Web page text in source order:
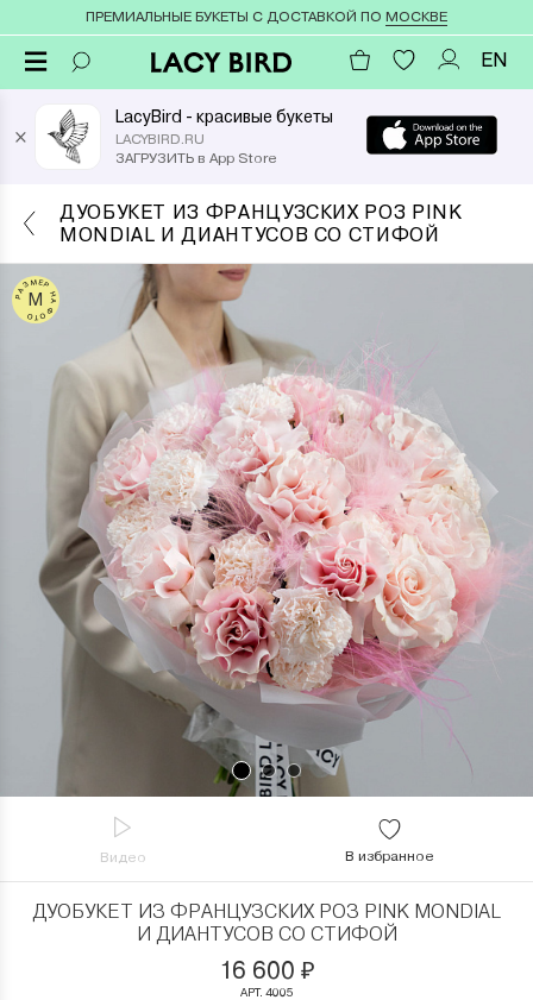
ПРЕМИАЛЬНЫЕ БУКЕТЫ С ДОСТАВКОЙ ПО МОСКВЕ
EN
×
LacyBird - красивые букеты
LACYBIRD.RU
ЗАГРУЗИТЬ в App Store
ДУОБУКЕТ ИЗ ФРАНЦУЗСКИХ РОЗ PINK
MONDIAL И ДИАНТУСОВ СО СТИФОЙ
РАЗМЕР НА ФОТО
M
Видео В избранное
ДУОБУКЕТ ИЗ ФРАНЦУЗСКИХ РОЗ PINK MONDIAL
И ДИАНТУСОВ СО СТИФОЙ
16 600 ₽
АРТ. 4005